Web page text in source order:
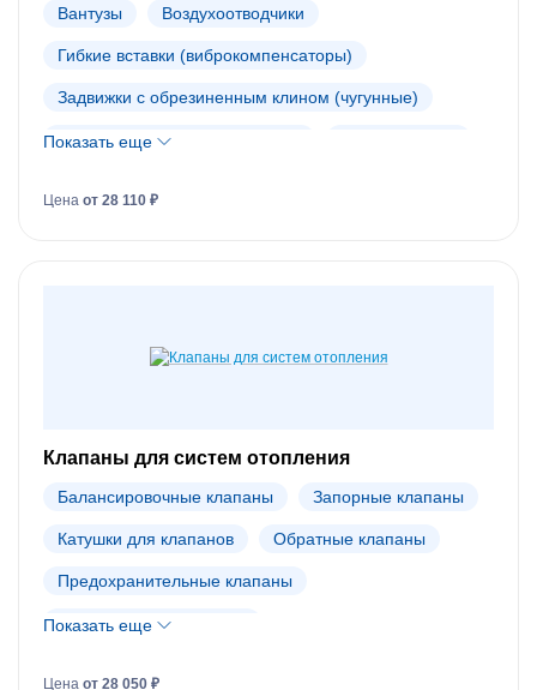
Вантузы Воздухоотводчики
Гибкие вставки (виброкомпенсаторы)
Задвижки с обрезиненным клином (чугунные)
Запорно-регулирующие краны
Шиберные затворы
Показать еще
Цена от 28 110 ₽
Клапаны для систем отопления
Балансировочные клапаны Запорные клапаны
Катушки для клапанов Обратные клапаны
Предохранительные клапаны
Регулирующие клапаны
Показать еще
Цена от 28 050 ₽